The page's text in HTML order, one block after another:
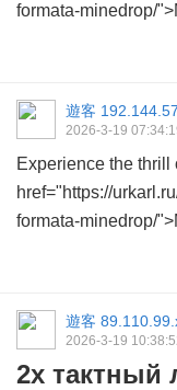
formata-minedrop/
遊客
2026-3-19
Experience the thrill
href="https://
formata-minedrop/
遊客
2026-3-19
2х тактный